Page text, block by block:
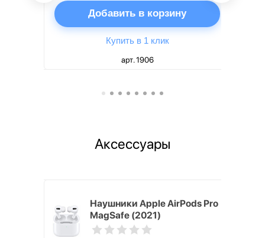
Добавить в корзину
Купить в 1 клик
арт. 1906
Аксессуары
Наушники Apple AirPods Pro
MagSafe (2021)